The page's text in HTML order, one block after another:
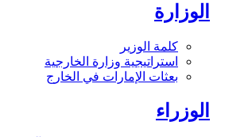
الوزارة
كلمة الوزير
استراتيجية وزارة الخارجية
بعثات الإمارات في الخارج
الوزراء